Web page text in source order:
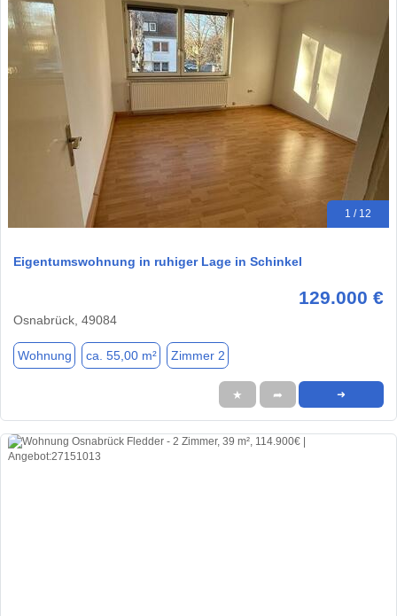
1 / 12
Eigentumswohnung in ruhiger Lage in Schinkel
129.000 €
Osnabrück, 49084
Wohnung ca. 55,00 m² Zimmer 2
★ ➦ ➜